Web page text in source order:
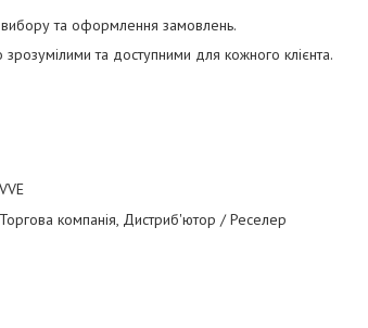
та оформлення замовлень.
та доступними для кожного клієнта.
VVE
Торгова компанія, Дистриб'ютор / Реселер